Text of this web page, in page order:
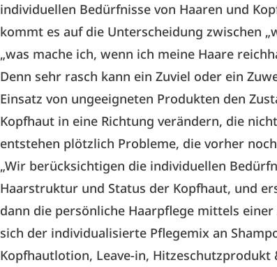
individuellen Bedürfnisse von Haaren und
kommt es auf die Unterscheidung zwischen
„was mache ich, wenn ich meine Haare
Denn sehr rasch kann ein Zuviel oder ein
Einsatz von ungeeigneten Produkten den
Kopfhaut in eine Richtung verändern, die
entstehen plötzlich Probleme, die vorher
„Wir berücksichtigen die individuellen
Haarstruktur und Status der Kopfhaut, und
dann die persönliche Haarpflege mittels
sich der individualisierte Pflegemix an
Kopfhautlotion, Leave-in, Hitzeschutzprodukt